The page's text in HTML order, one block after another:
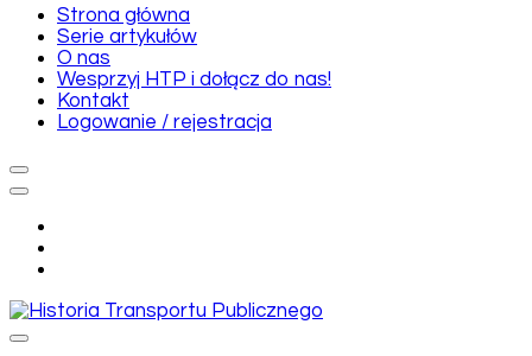
Strona główna
Serie artykułów
O nas
Wesprzyj HTP i dołącz do nas!
Kontakt
Logowanie / rejestracja